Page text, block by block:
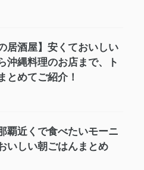
居酒屋】安くておいしい
沖縄料理のお店まで、ト
とめてご紹介！
覇近くで食べたいモーニ
いしい朝ごはんまとめ